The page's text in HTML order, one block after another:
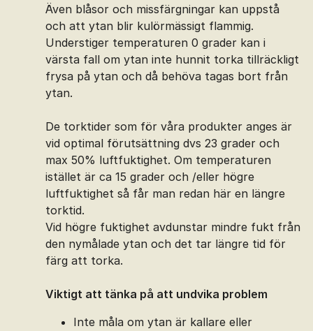
Även blåsor och missfärgningar kan uppstå
och att ytan blir kulörmässigt flammig.
Understiger temperaturen 0 grader kan i
värsta fall om ytan inte hunnit torka tillräckligt
frysa på ytan och då behöva tagas bort från
ytan.
De torktider som för våra produkter anges är
vid optimal förutsättning dvs 23 grader och
max 50% luftfuktighet. Om temperaturen
istället är ca 15 grader och /eller högre
luftfuktighet så får man redan här en längre
torktid.
Vid högre fuktighet avdunstar mindre fukt från
den nymålade ytan och det tar längre tid för
färg att torka.
Viktigt att tänka på att undvika problem
Inte måla om ytan är kallare eller